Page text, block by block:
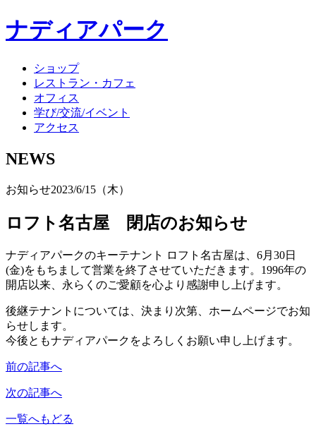
ナディアパーク
ショップ
レストラン・カフェ
オフィス
学び/交流/イベント
アクセス
NEWS
お知らせ2023/6/15（木）
ロフト名古屋 閉店のお知らせ
ナディアパークのキーテナント ロフト名古屋は、6月30日
(金)をもちまして営業を終了させていただきます。1996年の
開店以来、永らくのご愛顧を心より感謝申し上げます。
後継テナントについては、決まり次第、ホームページでお知
らせします。
今後ともナディアパークをよろしくお願い申し上げます。
前の記事へ
次の記事へ
一覧へもどる